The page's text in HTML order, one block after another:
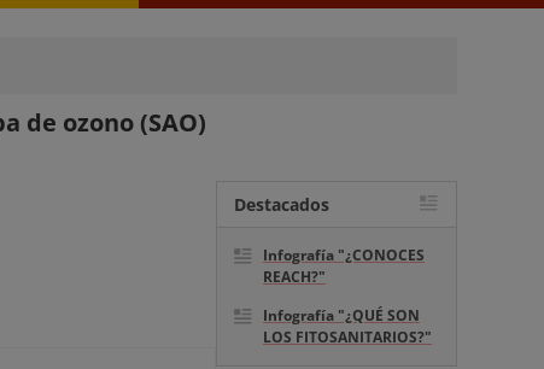
de ozono (SAO)
Destacados
Infografía "¿CONOCES
REACH?"
Infografía "¿QUÉ SON
LOS FITOSANITARIOS?"